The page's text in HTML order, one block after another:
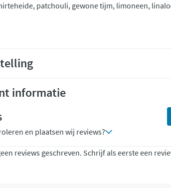
patchouli, gewone tijm, limoneen,
informatie
en plaatsen wij reviews?
reviews geschreven. Schrijf als eerste een